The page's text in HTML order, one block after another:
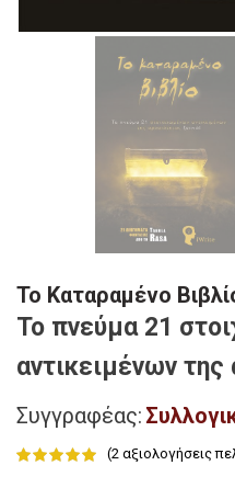
Το Καταραμένο
Το πνεύμα 21
αντικειμένων της
Συγγραφέας:
(2 αξιολογήσεις